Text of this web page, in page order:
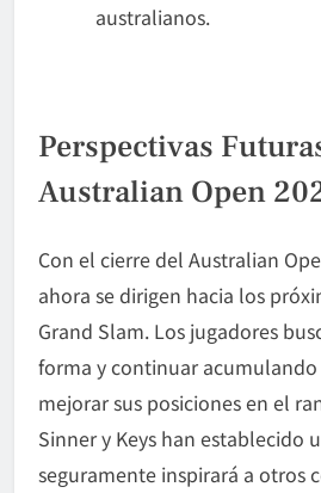
australianos.
Perspectivas
Australian Open
Con el cierre del Australian
ahora se dirigen hacia los
Grand Slam. Los jugadores
forma y continuar
mejorar sus posiciones en el
Sinner y Keys han establecido
seguramente inspirará a otros